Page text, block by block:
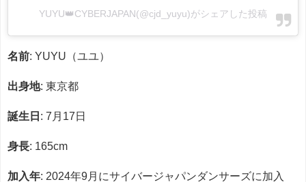
YUYU👑CYBERJAPAN(@cjd_yuyu)がシェアした投稿
名前: YUYU（ユユ）
出身地: 東京都
誕生日 : 7月17日
身長: 165cm
加入年: 2024年9月にサイバージャパンダンサーズに加入